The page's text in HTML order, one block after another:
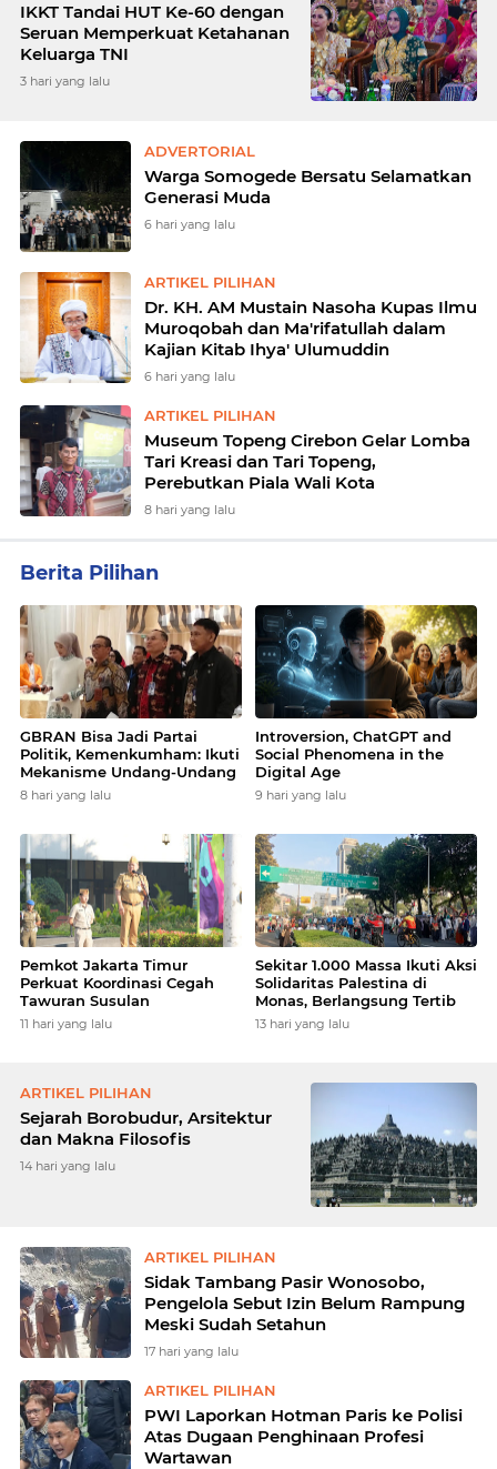
IKKT Tandai HUT Ke-60 dengan
Seruan Memperkuat Ketahanan
Keluarga TNI
3 hari yang lalu
ADVERTORIAL
Warga Somogede Bersatu Selamatkan
Generasi Muda
6 hari yang lalu
ARTIKEL PILIHAN
Dr. KH. AM Mustain Nasoha Kupas Ilmu
Muroqobah dan Ma'rifatullah dalam
Kajian Kitab Ihya' Ulumuddin
6 hari yang lalu
ARTIKEL PILIHAN
Museum Topeng Cirebon Gelar Lomba
Tari Kreasi dan Tari Topeng,
Perebutkan Piala Wali Kota
8 hari yang lalu
Berita Pilihan
GBRAN Bisa Jadi Partai
Politik, Kemenkumham: Ikuti
Mekanisme Undang-Undang
8 hari yang lalu
Introversion, ChatGPT and
Social Phenomena in the
Digital Age
9 hari yang lalu
Pemkot Jakarta Timur
Perkuat Koordinasi Cegah
Tawuran Susulan
11 hari yang lalu
Sekitar 1.000 Massa Ikuti Aksi
Solidaritas Palestina di
Monas, Berlangsung Tertib
13 hari yang lalu
ARTIKEL PILIHAN
Sejarah Borobudur, Arsitektur
dan Makna Filosofis
14 hari yang lalu
ARTIKEL PILIHAN
Sidak Tambang Pasir Wonosobo,
Pengelola Sebut Izin Belum Rampung
Meski Sudah Setahun
17 hari yang lalu
ARTIKEL PILIHAN
PWI Laporkan Hotman Paris ke Polisi
Atas Dugaan Penghinaan Profesi
Wartawan